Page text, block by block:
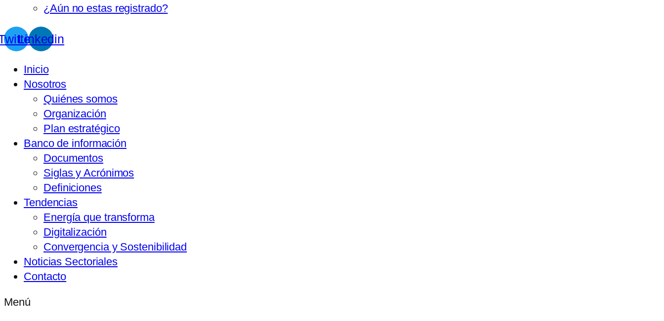
¿Aún no estas registrado?
Linkedin
Inicio
Nosotros
Quiénes somos
Organización
Plan estratégico
Banco de información
Documentos
Siglas y Acrónimos
Definiciones
Tendencias
Energía que transforma
Digitalización
Convergencia y Sostenibilidad
Noticias Sectoriales
Contacto
Menú